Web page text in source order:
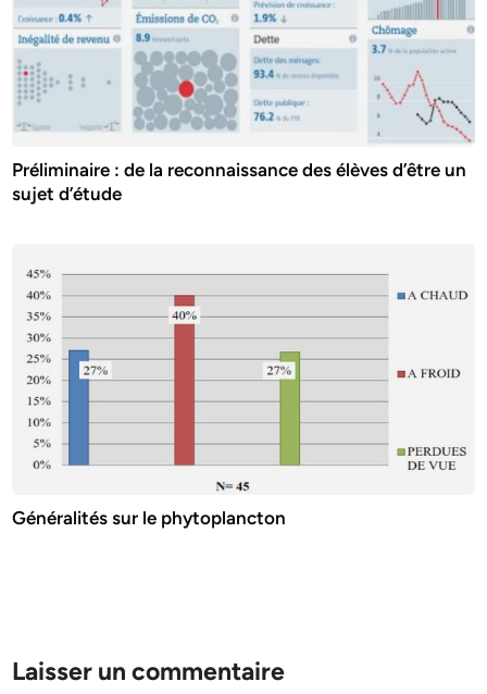
Préliminaire : de la reconnaissance des élèves d’être un
sujet d’étude
Généralités sur le phytoplancton
Laisser un commentaire